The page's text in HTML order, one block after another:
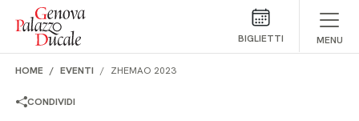
Salta al contenuto
BIGLIETTI MENU
HOME EVENTI ZHEMAO 2023
CONDIVIDI